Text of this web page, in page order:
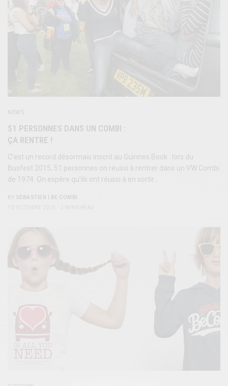
NEWS
51 PERSONNES DANS UN COMBI :
ÇA RENTRE !
C’est un record désormais inscrit au Guinnes Book : lors du
Busfest 2015, 51 personnes on réussi à rentrer dans un VW Combi
de 1974. On espère qu’ils ont réussi à en sortir…
BY SÉBASTIEN | BE COMBI